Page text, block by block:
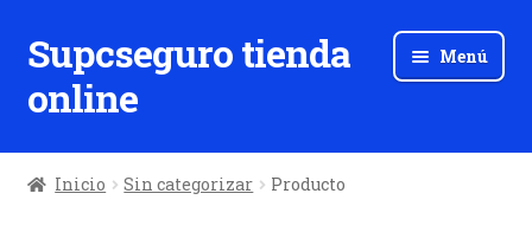
Ir
a
la
Ir
al
contenido
Supcseguro tienda
online
Menú
Inicio Sin categorizar Producto